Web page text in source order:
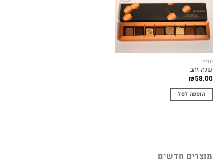
Add to
wishlist
חגים
שנה זהב
₪58.00
הוספה לסל
מוצרים חדשים